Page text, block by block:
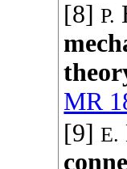
[8]P.
MR
[9]E.